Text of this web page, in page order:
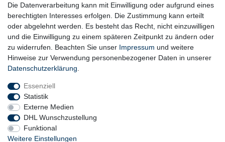
Die Datenverarbeitung kann mit Einwilligung oder aufgrund eines
berechtigten Interesses erfolgen. Die Zustimmung kann erteilt
oder abgelehnt werden. Es besteht das Recht, nicht einzuwilligen
und die Einwilligung zu einem späteren Zeitpunkt zu ändern oder
zu widerrufen. Beachten Sie unser Impressum und weitere
Hinweise zur Verwendung personenbezogener Daten in unserer
Daten­schutz­erklärung
Essenziell
Statistik
Externe Medien
DHL Wunschzustellung
Funktional
Weitere Einstellungen